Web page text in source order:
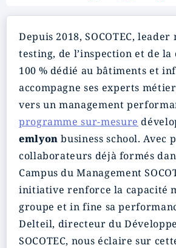
Depuis 2018, SOCOTEC,
testing, de l’inspection et de
100 % dédié au bâtiments et
accompagne ses experts
vers un management
programme sur-mesure
emlyon business school. Avec
collaborateurs déjà formés
Campus du Management
initiative renforce la capacité
groupe et in fine sa
Delteil, directeur du
SOCOTEC, nous éclaire sur